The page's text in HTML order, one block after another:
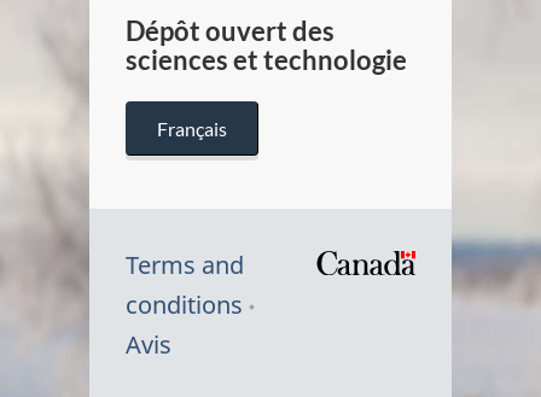
Dépôt ouvert des
sciences et technologie
Français
Terms and
conditions
Avis
Symbole